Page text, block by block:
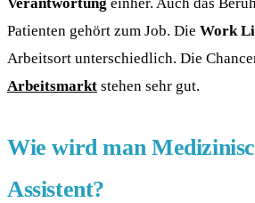
Patienten gehört zum Job. Die Work
Arbeitsort unterschiedlich. Die
Arbeitsmarkt stehen sehr gut.
Wie wird man
Assistent?